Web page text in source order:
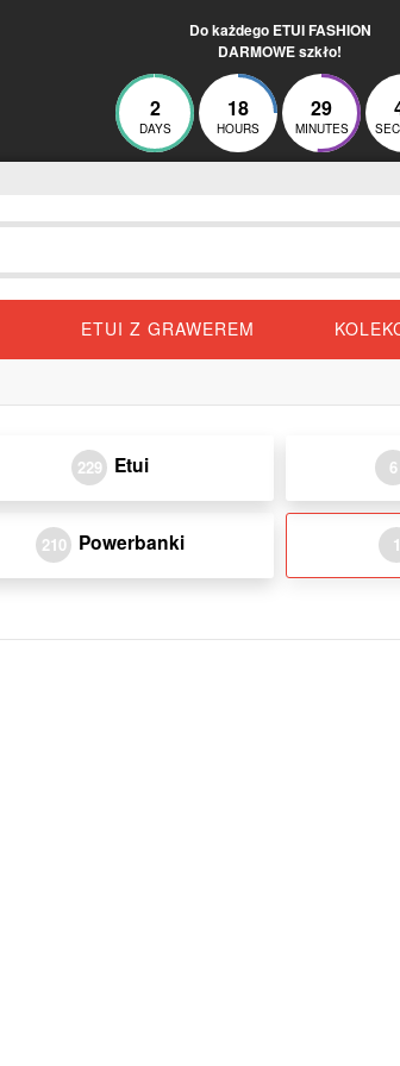
Do każdego ETUI FASHION
DARMOWE szkło!
2
DAYS
18
HOURS
29
MINUTES
ETUI Z GRAWEREM
229 Etui 6
210 Powerbanki 1